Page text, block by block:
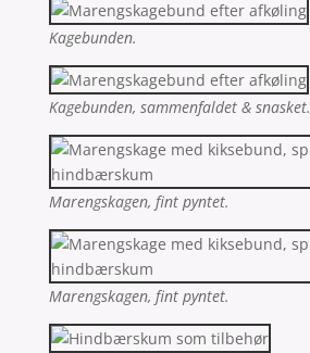
Kagebunden.
Kagebunden, sammenfaldet & snasket.
Marengskagen, fint pyntet.
Marengskagen, fint pyntet.